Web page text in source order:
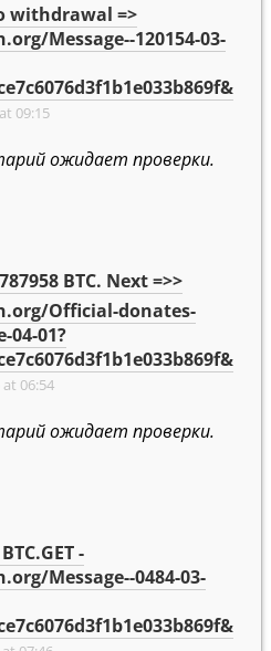
withdrawal =>
Message--120154-03-
09:15
ожидает проверки.
BTC. Next =>>
Official-donates-
04-01?
at 06:54
ожидает проверки.
-
Message--0484-03-